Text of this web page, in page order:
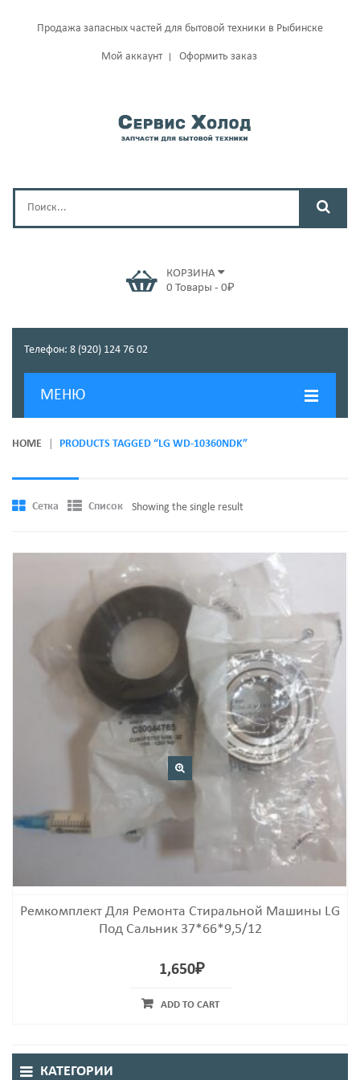
Продажа запасных частей для бытовой техники в Рыбинске
Мой аккаунт Оформить заказ
КОРЗИНА
0 Товары - 0₽
Телефон: 8 (920) 124 76 02
МЕНЮ
ГЛАВНАЯ
О КОМПАНИИ
HOME PRODUCTS TAGGED “LG WD-10360NDK”
Сетка Список Showing the single result
Ремкомплект Для Ремонта Стиральной Машины LG
Под Сальник 37*66*9,5/12
1,650₽
ADD TO CART
КАТЕГОРИИ